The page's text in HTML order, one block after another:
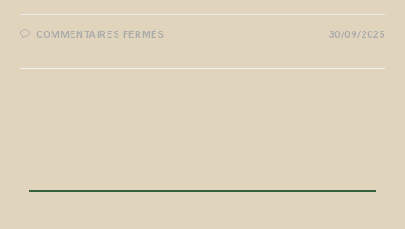
COMMENTAIRES FERMÉS 30/09/2025